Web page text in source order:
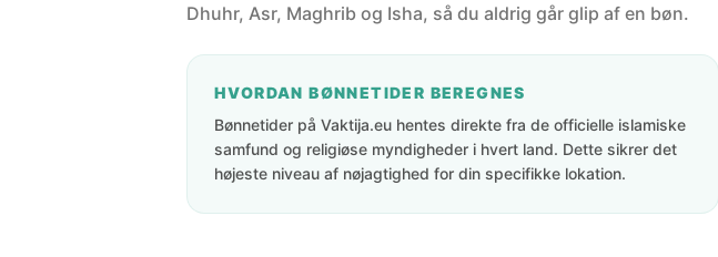
Dhuhr, Asr, Maghrib og Isha, så du aldrig går glip af en bøn.
HVORDAN BØNNETIDER BEREGNES
Bønnetider på Vaktija.eu hentes direkte fra de officielle islamiske
samfund og religiøse myndigheder i hvert land. Dette sikrer det
højeste niveau af nøjagtighed for din specifikke lokation.